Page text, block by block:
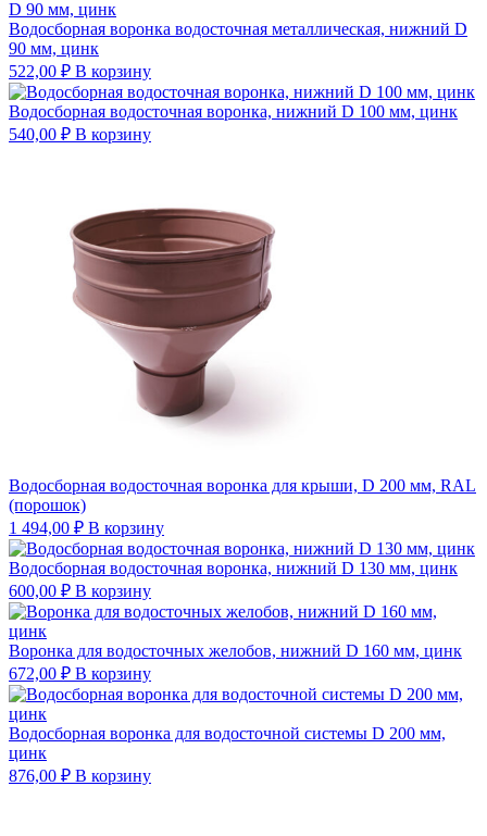
Водосборная воронка водосточная металлическая, нижний D
90 мм, цинк
522,00 ₽ В корзину
Водосборная водосточная воронка, нижний D 100 мм, цинк
540,00 ₽ В корзину
Водосборная водосточная воронка для крыши, D 200 мм, RAL
(порошок)
1 494,00 ₽ В корзину
Водосборная водосточная воронка, нижний D 130 мм, цинк
600,00 ₽ В корзину
Воронка для водосточных желобов, нижний D 160 мм, цинк
672,00 ₽ В корзину
Водосборная воронка для водосточной системы D 200 мм,
цинк
876,00 ₽ В корзину